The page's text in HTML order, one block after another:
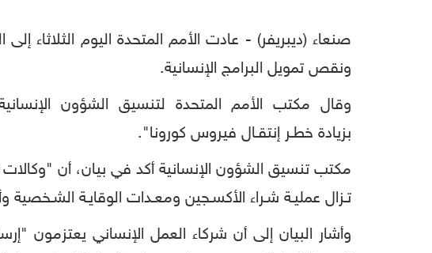
صنعاء (ديبريفر) - عادت الأمم المتحدة اليوم
ونقص تمويل البرامج الإنسانية.
وقال مكتب الأمم المتحدة لتنسيق الشؤون
بزيادة خطـر إنتقـال فيروس كورونا".
مكتب تنسيق الشؤون الإنسانية أكد في بيان، أن "وكالات
تـزال عمليـة شـراء الأكسـجين ومعـدات الوقايـة الشـخصية
وأشار البيان إلى أن شركاء العمل الإنساني